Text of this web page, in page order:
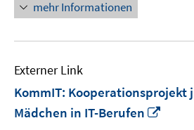
mehr Informationen
Externer Link
KommIT: Kooperationsprojekt
Mädchen in IT-Berufen